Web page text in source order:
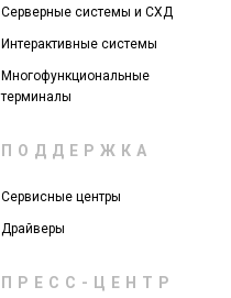
Серверные системы и СХД
Интерактивные системы
Многофункциональные
терминалы
ПОДДЕРЖКА
Сервисные центры
Драйверы
ПРЕСС-ЦЕНТР